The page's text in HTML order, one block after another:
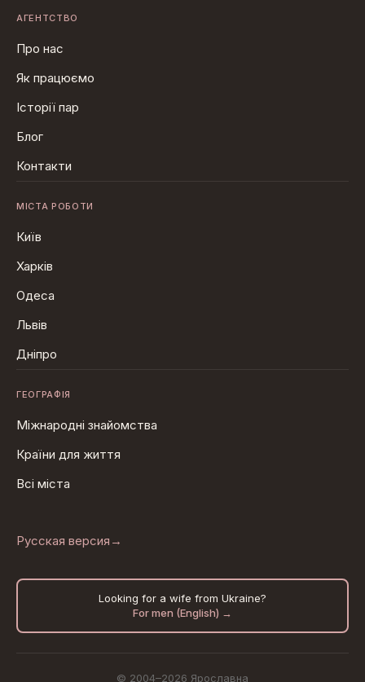
АГЕНТСТВО
Про нас
Як працюємо
Історії пар
Блог
Контакти
МІСТА РОБОТИ
Київ
Харків
Одеса
Львів
Дніпро
ГЕОГРАФІЯ
Міжнародні знайомства
Країни для життя
Всі міста
Русская версия →
Looking for a wife from Ukraine?
For men (English) →
© 2004–2026 Ярославна